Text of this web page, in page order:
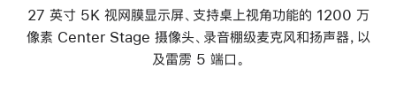
27 英寸 5K 视网膜显示屏、支持桌上视角功能的 1200 万
像素 Center Stage 摄像头、录音棚级麦克风和扬声器，以
及雷雳 5 端口。